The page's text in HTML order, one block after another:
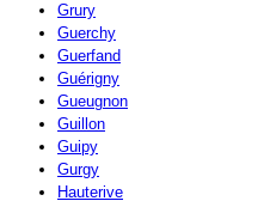
Grury
Guerchy
Guerfand
Guérigny
Gueugnon
Guillon
Guipy
Gurgy
Hauterive